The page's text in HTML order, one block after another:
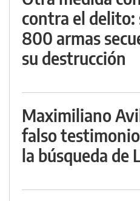
contra el delito:
800 armas
su destrucción
Maximiliano
falso
la búsqueda de